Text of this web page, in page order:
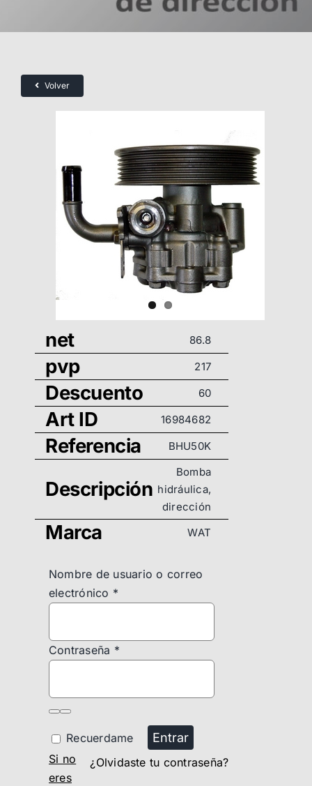
Volver
net 86.8
pvp 217
Descuento 60
Art ID 16984682
Referencia BHU50K
Descripción
Bomba
hidráulica,
dirección
Marca WAT
Nombre de usuario o correo
electrónico *
Contraseña *
Recuerdame Entrar
¿Olvidaste tu contraseña?
Si no
eres